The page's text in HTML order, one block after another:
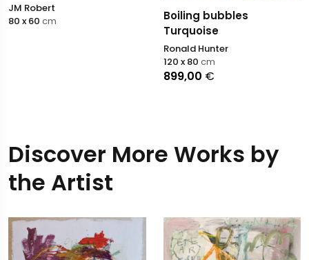
JM Robert
80 x 60 cm
Boiling bubbles
Turquoise
Ronald Hunter
899,00 €
120 x 80 cm
Discover More Works by
the Artist